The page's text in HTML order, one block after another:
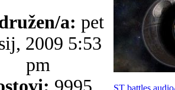
a: pet
2009 5:53
pm
ST battles